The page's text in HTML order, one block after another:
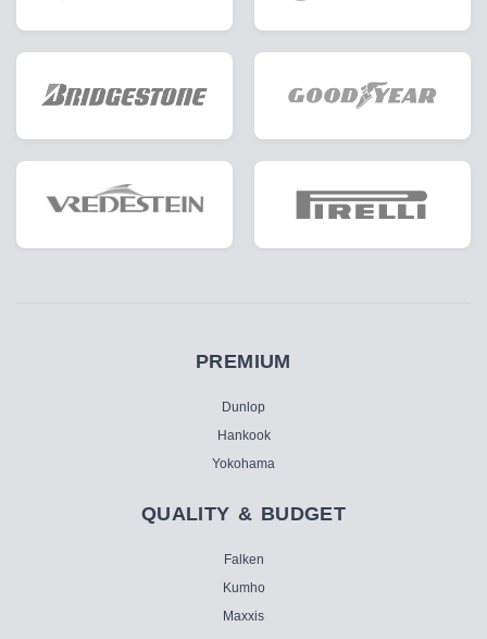
PREMIUM
Dunlop
Hankook
Yokohama
QUALITY & BUDGET
Falken
Kumho
Maxxis